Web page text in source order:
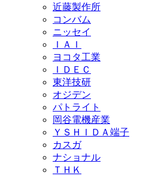
近藤製作所
コンバム
ニッセイ
ＩＡＩ
ヨコタ工業
ＩＤＥＣ
東洋技研
オジデン
パトライト
岡谷電機産業
ＹＳＨＩＤＡ端子
カスガ
ナショナル
ＴＨＫ